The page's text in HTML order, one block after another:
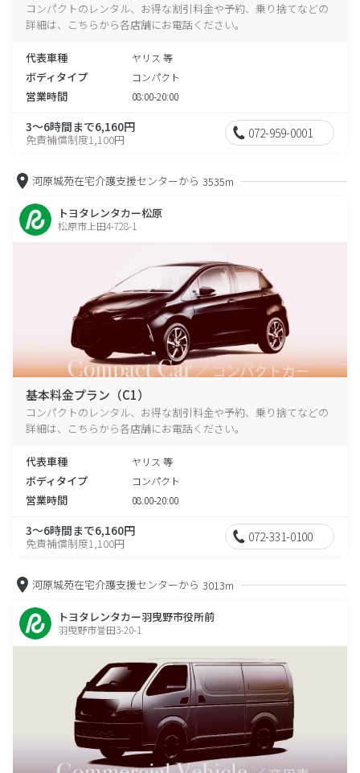
コンパクトのレンタル、お得な割引料金や予約、乗り捨てなどの
詳細は、こちらから各店舗にお電話ください。
代表車種 ヤリス 等
ボディタイプ コンパクト
営業時間 08:00-20:00
3～6時間まで6,160円
免責補償制度1,100円 072-959-0001
河原城苑在宅介護支援センターから 3535m
トヨタレンタカー松原
松原市上田4-728-1
基本料金プラン（C1）
コンパクトのレンタル、お得な割引料金や予約、乗り捨てなどの
詳細は、こちらから各店舗にお電話ください。
代表車種 ヤリス 等
ボディタイプ コンパクト
営業時間 08:00-20:00
3～6時間まで6,160円
免責補償制度1,100円 072-331-0100
河原城苑在宅介護支援センターから 3013m
トヨタレンタカー羽曳野市役所前
羽曳野市誉田3-20-1